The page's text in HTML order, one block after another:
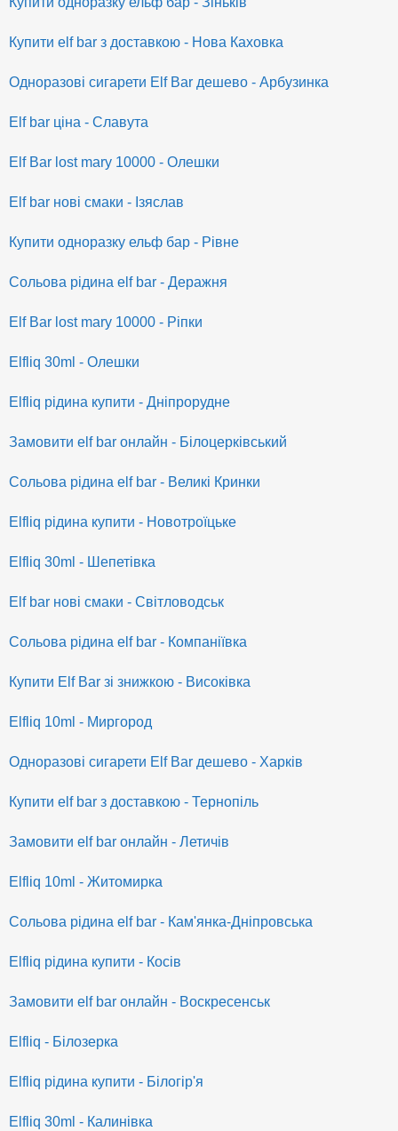
Купити elf bar з доставкою - Нова Каховка
Одноразові сигарети Elf Bar дешево - Арбузинка
Elf bar ціна - Славута
Elf Bar lost mary 10000 - Олешки
Elf bar нові смаки - Ізяслав
Купити одноразку ельф бар - Рівне
Сольова рідина elf bar - Деражня
Elf Bar lost mary 10000 - Ріпки
Elfliq 30ml - Олешки
Elfliq рідина купити - Дніпрорудне
Замовити elf bar онлайн - Білоцерківський
Сольова рідина elf bar - Великі Кринки
Elfliq рідина купити - Новотроїцьке
Elfliq 30ml - Шепетівка
Elf bar нові смаки - Світловодськ
Сольова рідина elf bar - Компаніївка
Купити Elf Bar зі знижкою - Високівка
Elfliq 10ml - Миргород
Одноразові сигарети Elf Bar дешево - Харків
Купити elf bar з доставкою - Тернопіль
Замовити elf bar онлайн - Летичів
Elfliq 10ml - Житомирка
Сольова рідина elf bar - Кам'янка-Дніпровська
Elfliq рідина купити - Косів
Замовити elf bar онлайн - Воскресенськ
Elfliq - Білозерка
Elfliq рідина купити - Білогір'я
Elfliq 30ml - Калинівка